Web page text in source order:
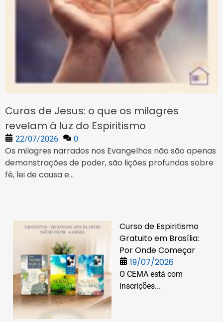
Curas de Jesus: o que os milagres
revelam à luz do Espiritismo
22/07/2026 0
Os milagres narrados nos Evangelhos não são apenas
demonstrações de poder, são lições profundas sobre
fé, lei de causa e...
Curso de Espiritismo
Gratuito em Brasília:
Por Onde Começar
19/07/2026
O CEMA está com
inscrições...